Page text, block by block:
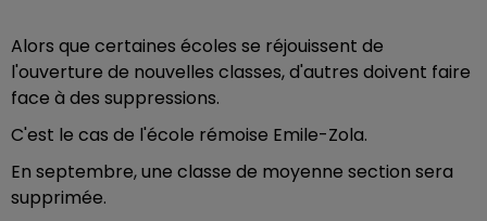
Alors que certaines écoles se réjouissent de
l'ouverture de nouvelles classes, d'autres doivent faire
face à des suppressions.
C'est le cas de l'école rémoise Emile-Zola.
En septembre, une classe de moyenne section sera
supprimée.